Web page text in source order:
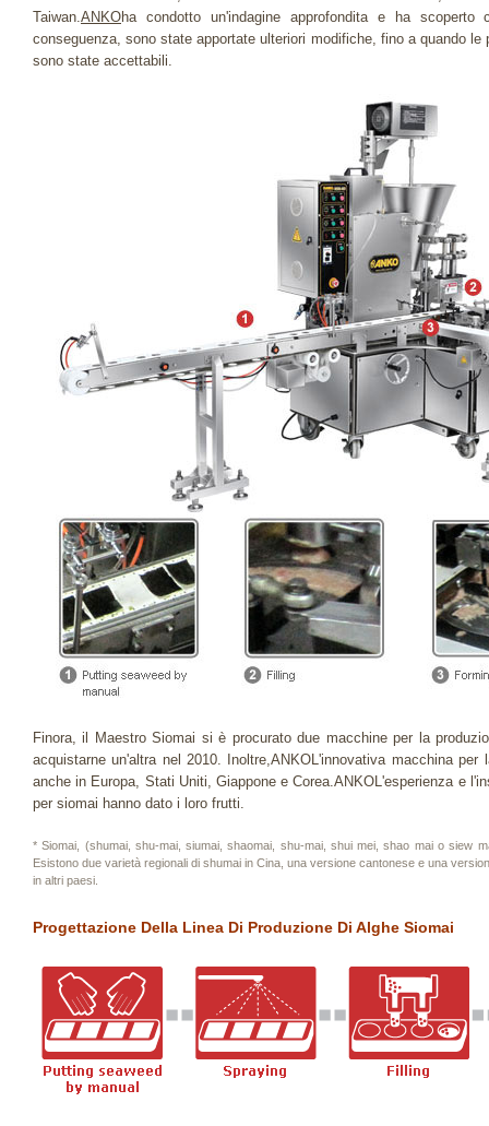
Taiwan.ANKOha condotto un'indagine approfondita e ha
conseguenza, sono state apportate ulteriori modifiche, fino a quando
sono state accettabili.
Finora, il Maestro Siomai si è procurato due macchine per la
acquistarne un'altra nel 2010. Inoltre,ANKOL'innovativa macchina
anche in Europa, Stati Uniti, Giappone e Corea.ANKOL'esperienza e
per siomai hanno dato i loro frutti.
* Siomai, (shumai, shu-mai, siumai, shaomai, shu-mai, shui mei, shao mai o siew
Esistono due varietà regionali di shumai in Cina, una versione cantonese e una
in altri paesi.
Progettazione Della Linea Di Produzione Di Alghe Siomai